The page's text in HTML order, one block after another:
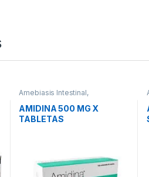
Amebiasis Intestinal,
Infecciones Vaginales,
Antibiotico
AMIDINA 500 MG X
TABLETAS